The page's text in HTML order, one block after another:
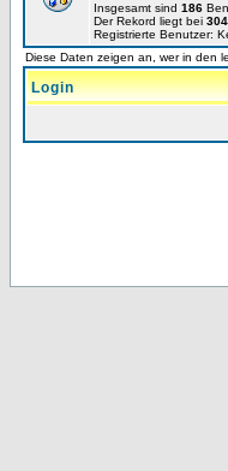
Insgesamt sind 186
Der Rekord liegt bei
Registrierte Benutzer:
Diese Daten zeigen an, wer in den
Login